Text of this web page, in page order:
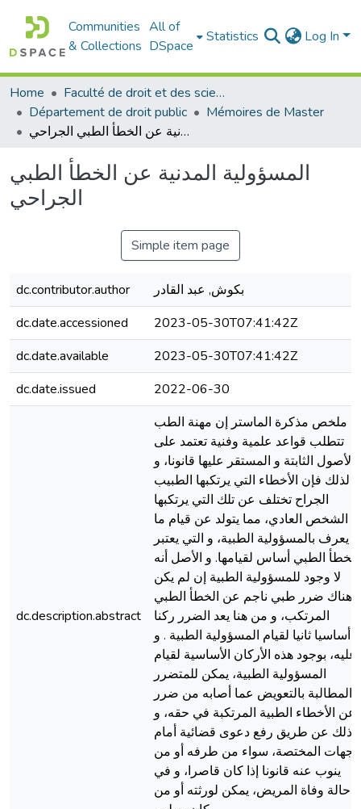
Communities
& Collections
All of
DSpace
Statistics Log In
Home
Faculté de droit et des sciences politiques
Département de droit public
Mémoires de Master
المسؤولية المدنية عن الخطأ الطبي الجراحي
المسؤولية المدنية عن الخطأ الطبي
الجراحي
Simple item page
dc.contributor.author
بكوش, عبد القادر
dc.date.accessioned
2023-05-30T07:41:42Z
dc.date.available
2023-05-30T07:41:42Z
dc.date.issued
2022-06-30
dc.description.abstract
ملخص مذكرة الماستر إن مهنة الطب
تتطلب قواعد علمية وفنية تعتمد على
الأصول الثابتة و المستقر عليها قانونا، و
لذلك فإن الأخطاء التي يرتكبها الطبيب
الجراح تختلف عن تلك التي يرتكبها
الشخص العادي، مما يتولد عن قيام ما
يعرف بالمسؤولية الطبية، و التي يعتبر
الخطأ الطبي أساس لقيامها. و الأصل أنه
لا وجود للمسؤولية الطبية إن لم يكن
هناك ضرر طبي ناجم عن الخطأ الطبي
المرتكب، و من هنا يعد الضرر ركنا
أساسيا ثانيا لقيام المسؤولية الطبية . و
عليه، بوجود هذه الأركان الأساسية لقيام
المسؤولية الطبية، يمكن للمتضرر
المطالبة بالتعويض عما أصابه من ضرر
عن الأخطاء الطبية المرتكبة في حقه، و
ذلك عن طريق رفع دعوى قضائية أمام
الجهات المختصة، سواء من طرفه أو من
ينوب عنه قانونا إذا كان قاصرا، و في
حالة وفاة المريض، يمكن لورثته أو من